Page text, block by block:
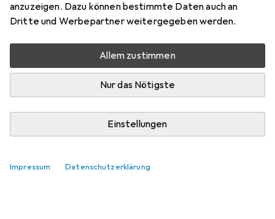
anzuzeigen. Dazu können bestimmte Daten auch an
Dritte und Werbepartner weitergegeben werden.
Allem zustimmen
Nur das Nötigste
Einstellungen
Impressum Datenschutzerklärung